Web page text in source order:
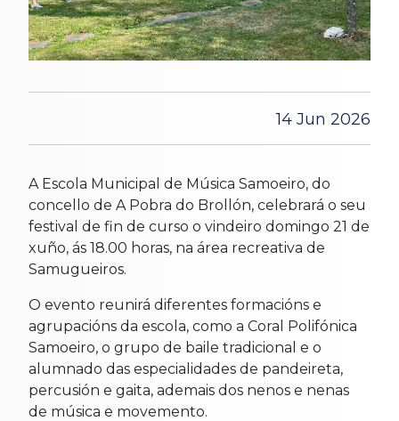
14 Jun 2026
A Escola Municipal de Música Samoeiro, do
concello de A Pobra do Brollón, celebrará o seu
festival de fin de curso o vindeiro domingo 21 de
xuño, ás 18.00 horas, na área recreativa de
Samugueiros.
O evento reunirá diferentes formacións e
agrupacións da escola, como a Coral Polifónica
Samoeiro, o grupo de baile tradicional e o
alumnado das especialidades de pandeireta,
percusión e gaita, ademais dos nenos e nenas
de música e movemento.